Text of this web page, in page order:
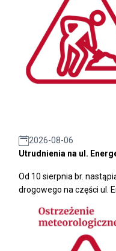
2026-08-06
Utrudnienia na ul.
Od 10 sierpnia br.
drogowego na części ul.